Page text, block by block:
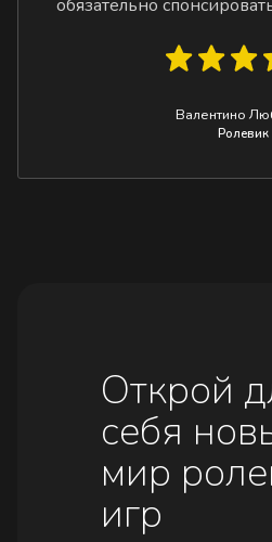
обязательно
Валентино
Ролевик
Открой
себя
мир
игр